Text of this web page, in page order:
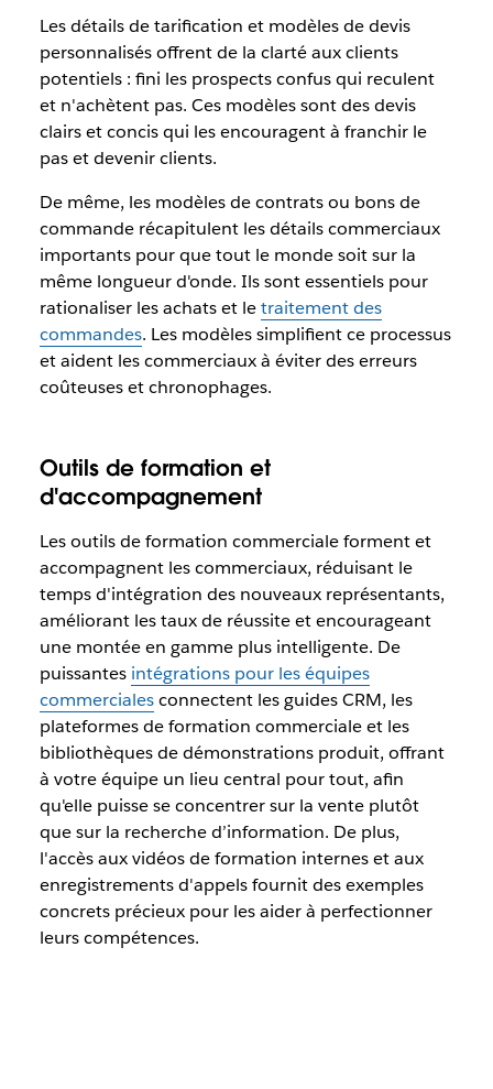
Les détails de tarification et modèles de devis
personnalisés offrent de la clarté aux clients
potentiels : fini les prospects confus qui reculent
et n'achètent pas. Ces modèles sont des devis
clairs et concis qui les encouragent à franchir le
pas et devenir clients.
De même, les modèles de contrats ou bons de
commande récapitulent les détails commerciaux
importants pour que tout le monde soit sur la
même longueur d'onde. Ils sont essentiels pour
rationaliser les achats et letraitement des
commandes. Les modèles simplifient ce processus
et aident les commerciaux à éviter des erreurs
coûteuses et chronophages.
Outils de formation et
d'accompagnement
Les outils de formation commerciale forment et
accompagnent les commerciaux, réduisant le
temps d'intégration des nouveaux représentants,
améliorant les taux de réussite et encourageant
une montée en gamme plus intelligente. De
puissantes intégrations pour les équipes
commercialesconnectent les guides CRM, les
plateformes de formation commerciale et les
bibliothèques de démonstrations produit, offrant
à votre équipe un lieu central pour tout, afin
qu'elle puisse se concentrer sur la vente plutôt
que sur la recherche d’information. De plus,
l'accès aux vidéos de formation internes et aux
enregistrements d'appels fournit des exemples
concrets précieux pour les aider à perfectionner
leurs compétences.